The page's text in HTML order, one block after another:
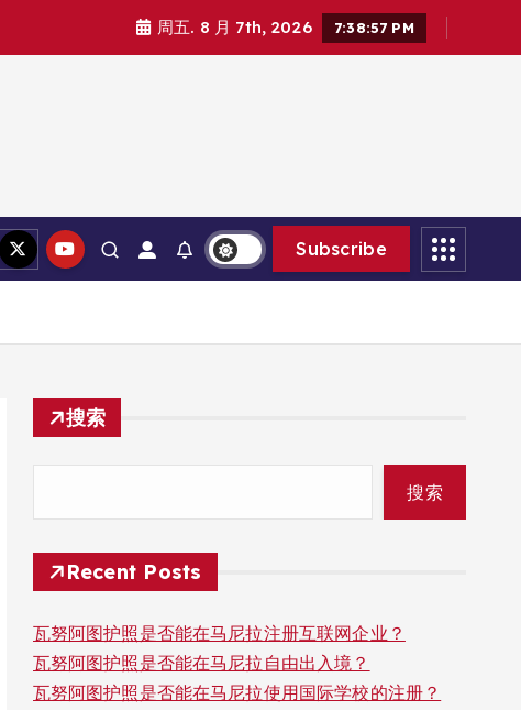
周五. 8 月 7th, 2026 7:38:57 PM
Subscribe
搜索
搜索
Recent Posts
瓦努阿图护照是否能在马尼拉注册互联网企业？
瓦努阿图护照是否能在马尼拉自由出入境？
瓦努阿图护照是否能在马尼拉使用国际学校的注册？